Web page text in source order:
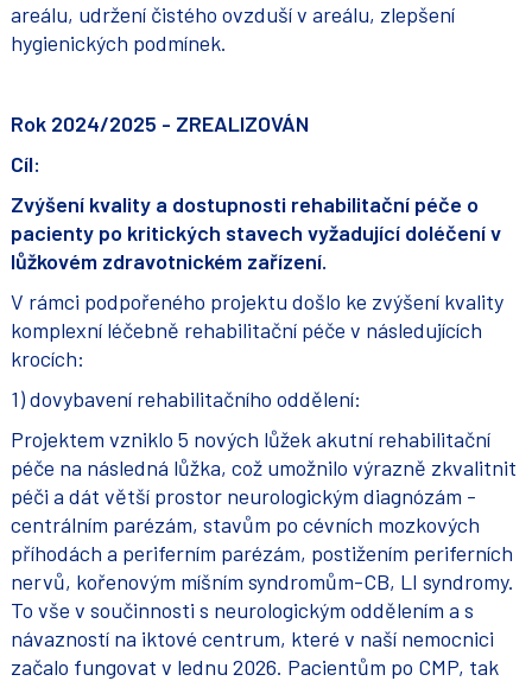
areálu, udržení čistého ovzduší v areálu, zlepšení
hygienických podmínek.
Rok 2024/2025 - ZREALIZOVÁN
Cíl:
Zvýšení kvality a dostupnosti rehabilitační péče o
pacienty po kritických stavech vyžadující doléčení v
lůžkovém zdravotnickém zařízení.
V rámci podpořeného projektu došlo ke zvýšení kvality
komplexní léčebně rehabilitační péče v následujících
krocích:
1) dovybavení rehabilitačního oddělení:
Projektem vzniklo 5 nových lůžek akutní rehabilitační
péče na následná lůžka, což umožnilo výrazně zkvalitnit
péči a dát větší prostor neurologickým diagnózám -
centrálním parézám, stavům po cévních mozkových
příhodách a periferním parézám, postižením periferních
nervů, kořenovým míšním syndromům-CB, LI syndromy.
To vše v součinnosti s neurologickým oddělením a s
návazností na iktové centrum, které v naší nemocnici
začalo fungovat v lednu 2026. Pacientům po CMP, tak